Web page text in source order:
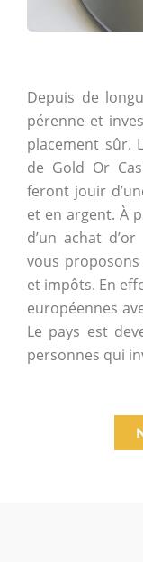
Depuis de
pérenne et
placement sûr.
de Gold Or
feront jouir
et en argent. À
d’un achat
vous
et impôts. En
européennes
Le pays est
personnes qui